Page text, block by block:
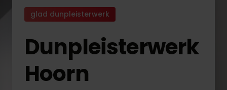
glad dunpleisterwerk
Dunpleisterwerk
Hoorn